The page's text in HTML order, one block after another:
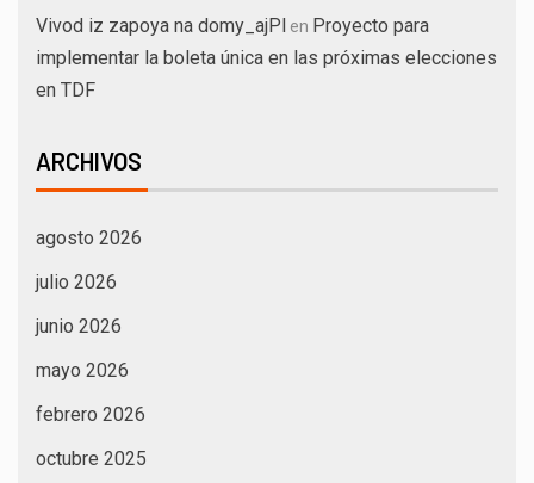
Vivod iz zapoya na domy_ajPl en Proyecto para
implementar la boleta única en las próximas elecciones
en TDF
ARCHIVOS
agosto 2026
julio 2026
junio 2026
mayo 2026
febrero 2026
octubre 2025